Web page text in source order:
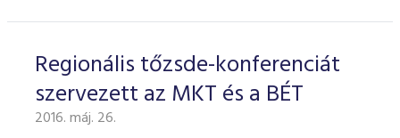
Regionális tőzsde-konferenciát
szervezett az MKT és a BÉT
2016. máj. 26.